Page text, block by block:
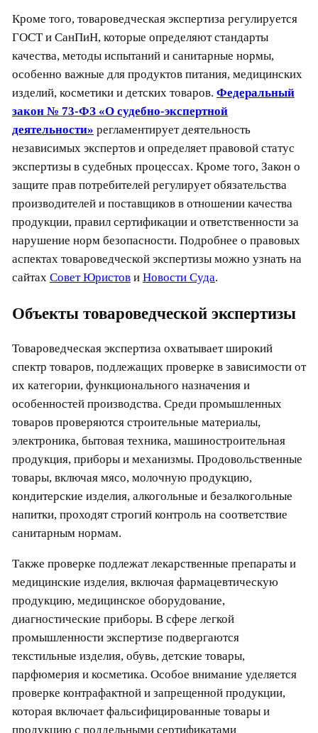
Кроме того, товароведческая экспертиза регулируется
ГОСТ и СанПиН, которые определяют стандарты
качества, методы испытаний и санитарные нормы,
особенно важные для продуктов питания, медицинских
изделий, косметики и детских товаров. Федеральный
закон № 73-ФЗ «О судебно-экспертной
деятельности» регламентирует деятельность
независимых экспертов и определяет правовой статус
экспертизы в судебных процессах. Кроме того, Закон о
защите прав потребителей регулирует обязательства
производителей и поставщиков в отношении качества
продукции, правил сертификации и ответственности за
нарушение норм безопасности. Подробнее о правовых
аспектах товароведческой экспертизы можно узнать на
сайтах Совет Юристови Новости Суда.
Объекты товароведческой экспертизы
Товароведческая экспертиза охватывает широкий
спектр товаров, подлежащих проверке в зависимости от
их категории, функционального назначения и
особенностей производства. Среди промышленных
товаров проверяются строительные материалы,
электроника, бытовая техника, машиностроительная
продукция, приборы и механизмы. Продовольственные
товары, включая мясо, молочную продукцию,
кондитерские изделия, алкогольные и безалкогольные
напитки, проходят строгий контроль на соответствие
санитарным нормам.
Также проверке подлежат лекарственные препараты и
медицинские изделия, включая фармацевтическую
продукцию, медицинское оборудование,
диагностические приборы. В сфере легкой
промышленности экспертизе подвергаются
текстильные изделия, обувь, детские товары,
парфюмерия и косметика. Особое внимание уделяется
проверке контрафактной и запрещенной продукции,
которая включает фальсифицированные товары и
продукцию с поддельными сертификатами